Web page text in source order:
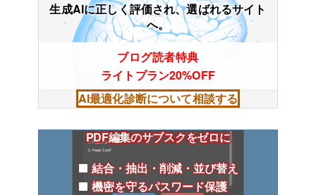
生成AIに正しく評価され、選ばれるサイト
へ。
ブログ読者特典
ライトプラン20%OFF
AI最適化診断について相談する
PDF編集のサブスクをゼロに
結合・抽出・削減・並び替え
機密を守るパスワード保護